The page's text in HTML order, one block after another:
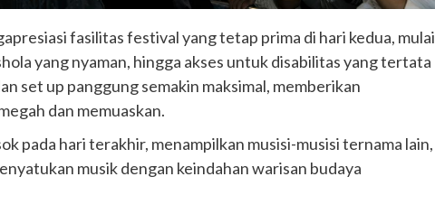
fasilitas festival yang tetap prima di hari kedua, mulai
yang nyaman, hingga akses untuk disabilitas yang tertata
set up panggung semakin maksimal, memberikan
dan memuaskan.
pada hari terakhir, menampilkan musisi-musisi ternama lain,
musik dengan keindahan warisan budaya